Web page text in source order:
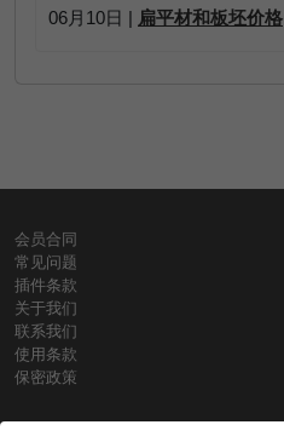
06月10日 | 扁平材和板坯价格
会员合同
常见问题
插件条款
关于我们
联系我们
使用条款
保密政策